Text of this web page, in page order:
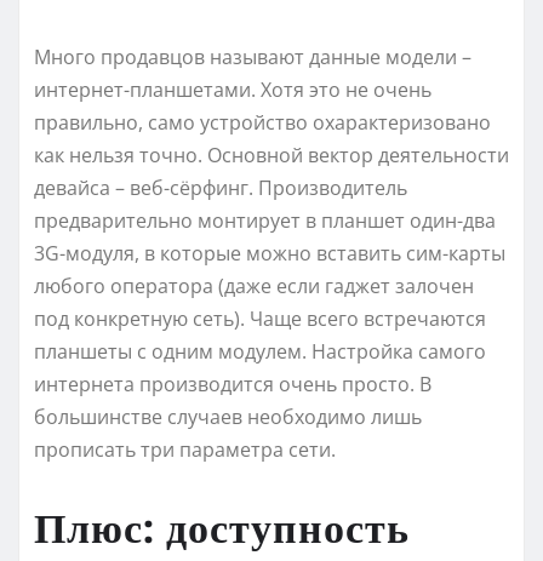
Много продавцов называют данные модели –
интернет-планшетами. Хотя это не очень
правильно, само устройство охарактеризовано
как нельзя точно. Основной вектор деятельности
девайса – веб-сёрфинг. Производитель
предварительно монтирует в планшет один-два
3G-модуля, в которые можно вставить сим-карты
любого оператора (даже если гаджет залочен
под конкретную сеть). Чаще всего встречаются
планшеты с одним модулем. Настройка самого
интернета производится очень просто. В
большинстве случаев необходимо лишь
прописать три параметра сети.
Плюс: доступность